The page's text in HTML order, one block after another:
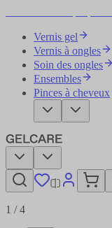
Vernis gel
Vernis à ongles
Soin des ongles
Ensembles
Pinces à cheveux
1 /4